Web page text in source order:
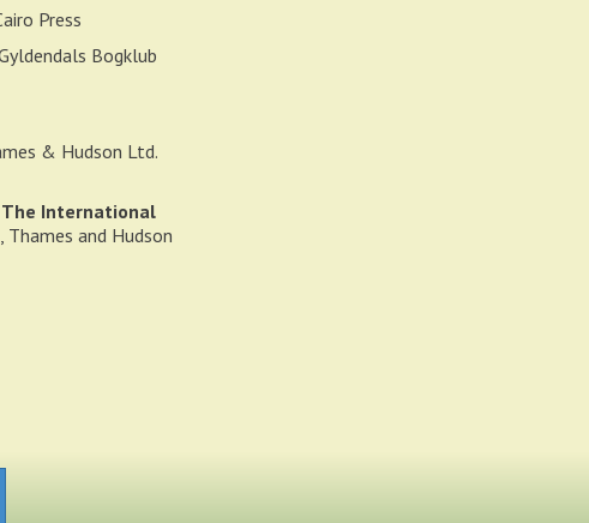
Press
Bogklub
& Hudson Ltd.
The International
Thames and Hudson